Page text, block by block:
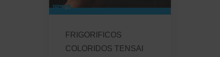
FRIGORIFICOS
COLORIDOS TENSAI